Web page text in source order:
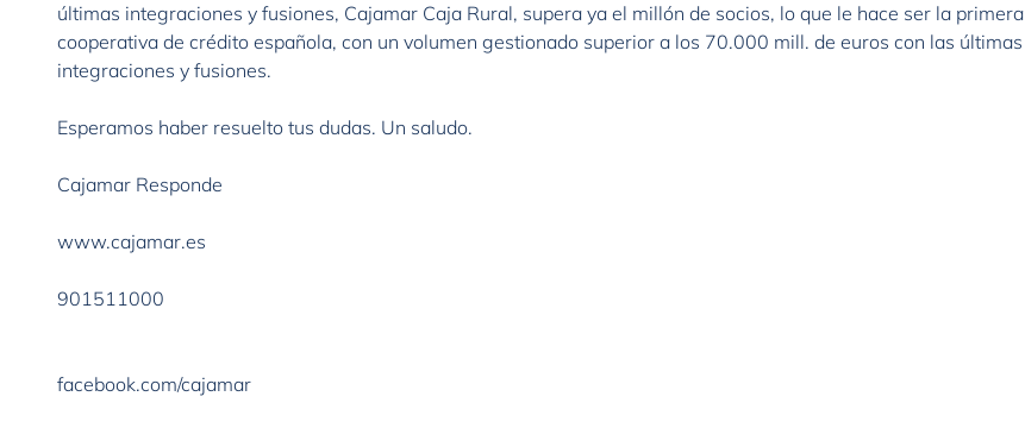
últimas integraciones y fusiones, Cajamar Caja Rural, supera ya el millón de socios, lo que le hace ser la primera
cooperativa de crédito española, con un volumen gestionado superior a los 70.000 mill. de euros con las últimas
integraciones y fusiones.
Esperamos haber resuelto tus dudas. Un saludo.
Cajamar Responde
www.cajamar.es
901511000
facebook.com/cajamar